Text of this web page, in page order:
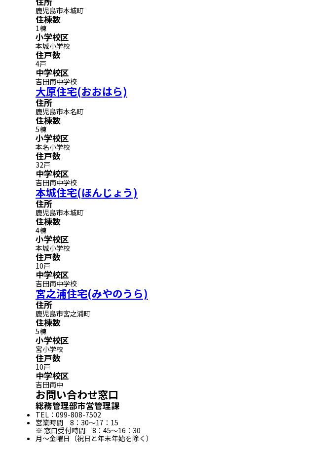
鹿児島市本城町
住棟数
1棟
小学校区
本城小学校
住戸数
4戸
中学校区
吉田南中学校
大原住宅(おおはら)
住所
鹿児島市本名町
住棟数
5棟
小学校区
本名小学校
住戸数
32戸
中学校区
吉田南中学校
本城住宅(ほんじょう)
住所
鹿児島市本城町
住棟数
4棟
小学校区
本城小学校
住戸数
10戸
中学校区
吉田南中学校
宮之浦住宅(みやのうら)
住所
鹿児島市宮之浦町
住棟数
5棟
小学校区
宮小学校
住戸数
10戸
中学校区
吉田南中
お問い合わせ窓口
総務管理部市営管理課
TEL：099-808-7502
営業時間 8：30～17：15
※ 窓口受付時間 8：45～16：30
月～金曜日（祝日と年末年始を除く）